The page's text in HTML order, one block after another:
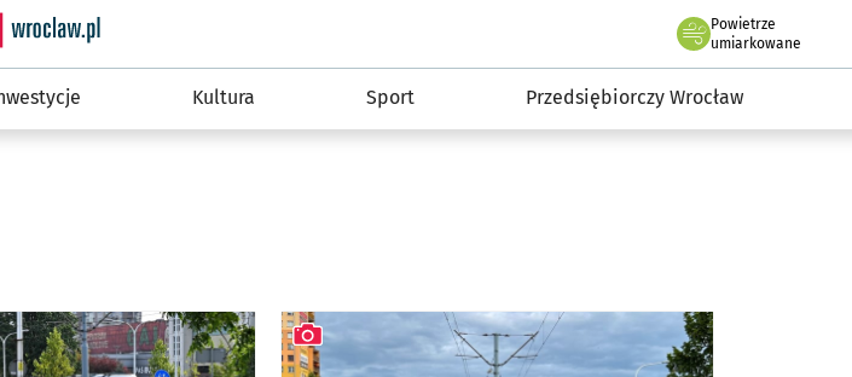
Serwis informacyjny wroclaw.pl
Powietrze
we Wrocławiu
umiarkowane
Kultura Sport Przedsiębiorczy Wrocław